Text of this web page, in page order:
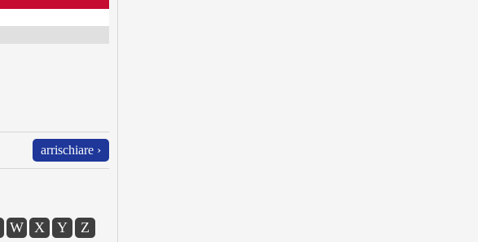
arrischiare ›
W X Y Z